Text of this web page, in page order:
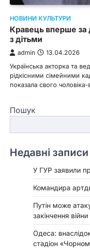
НОВИНИ КУЛЬТУРИ
Кравець вперше за
з дітьми
admin 13.04.2026
Українська акторка та
рідкісними сімейними
показала свого
Пошук
Недавні записи
У ГУР заявили
Командира
Путін може
закінчення
Одеса:
стадіон